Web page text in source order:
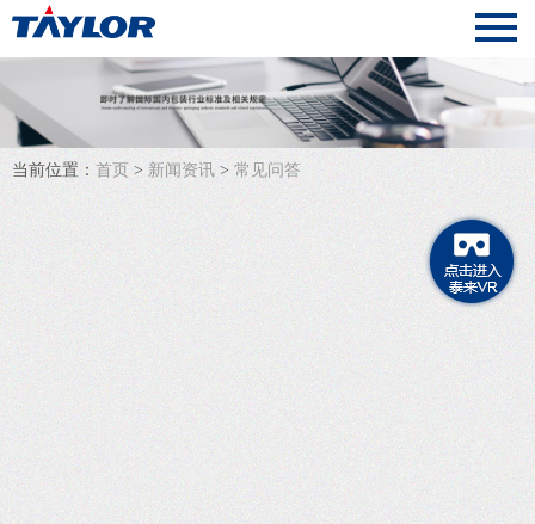
当前位置： 首页 > 新闻资讯 >常见问答